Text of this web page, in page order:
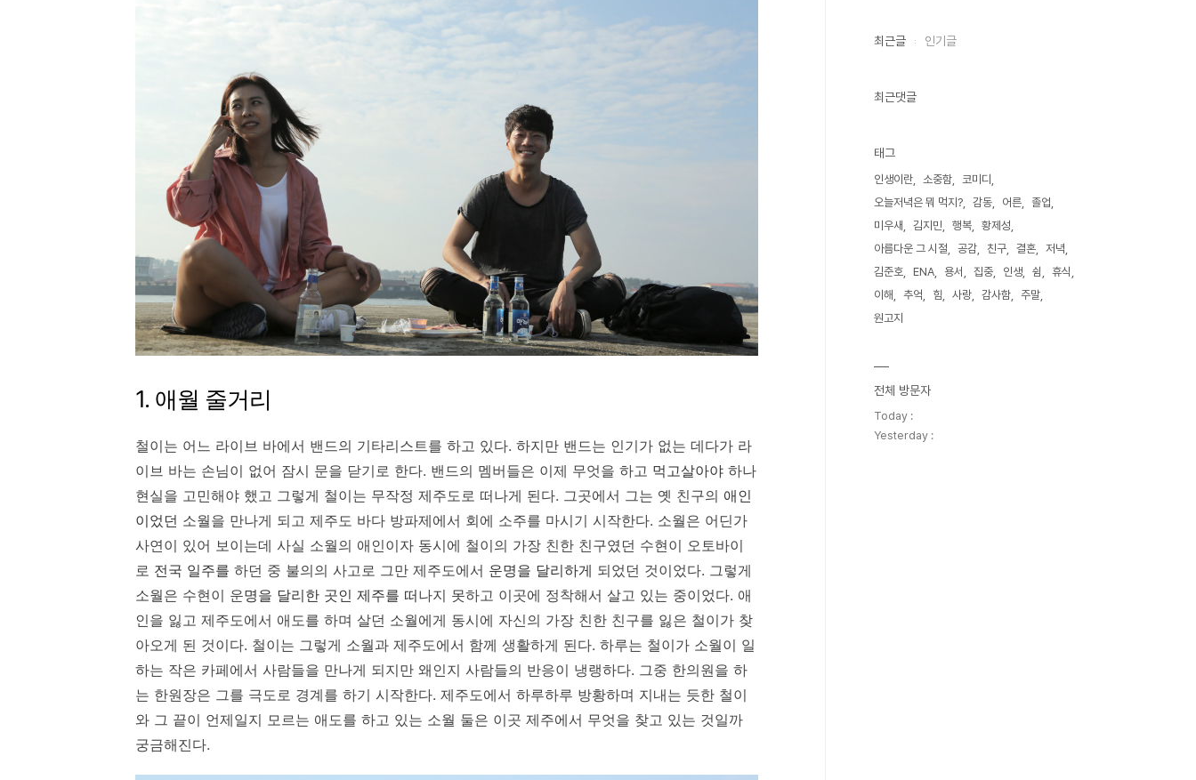
1. 애월 줄거리
철이는 어느 라이브 바에서 밴드의 기타리스트를 하고 있다. 하지만 밴드는 인기가 없는 데다가 라
이브 바는 손님이 없어 잠시 문을 닫기로 한다. 밴드의 멤버들은 이제 무엇을 하고 먹고살아야 하나
현실을 고민해야 했고 그렇게 철이는 무작정 제주도로 떠나게 된다. 그곳에서 그는 옛 친구의 애인
이었던 소월을 만나게 되고 제주도 바다 방파제에서 회에 소주를 마시기 시작한다. 소월은 어딘가
사연이 있어 보이는데 사실 소월의 애인이자 동시에 철이의 가장 친한 친구였던 수현이 오토바이
로 전국 일주를 하던 중 불의의 사고로 그만 제주도에서 운명을 달리하게 되었던 것이었다. 그렇게
소월은 수현이 운명을 달리한 곳인 제주를 떠나지 못하고 이곳에 정착해서 살고 있는 중이었다. 애
인을 잃고 제주도에서 애도를 하며 살던 소월에게 동시에 자신의 가장 친한 친구를 잃은 철이가 찾
아오게 된 것이다. 철이는 그렇게 소월과 제주도에서 함께 생활하게 된다. 하루는 철이가 소월이 일
하는 작은 카페에서 사람들을 만나게 되지만 왜인지 사람들의 반응이 냉랭하다. 그중 한의원을 하
는 한원장은 그를 극도로 경계를 하기 시작한다. 제주도에서 하루하루 방황하며 지내는 듯한 철이
와 그 끝이 언제일지 모르는 애도를 하고 있는 소월 둘은 이곳 제주에서 무엇을 찾고 있는 것일까
궁금해진다.
최근글 인기글
최근댓글
태그
인생이란 소중함
코미디
오늘저녁은 뭐 먹지?
감동 어른
졸업
미우새
김지민 행복
황제성
아름다운 그 시절
공감 친구 결혼
저녁
김준호
ENA 용서 집중 인생 쉼
휴식
이해
추억 힘 사랑 감사함
주말
원고지
전체 방문자
Today :
Yesterday :